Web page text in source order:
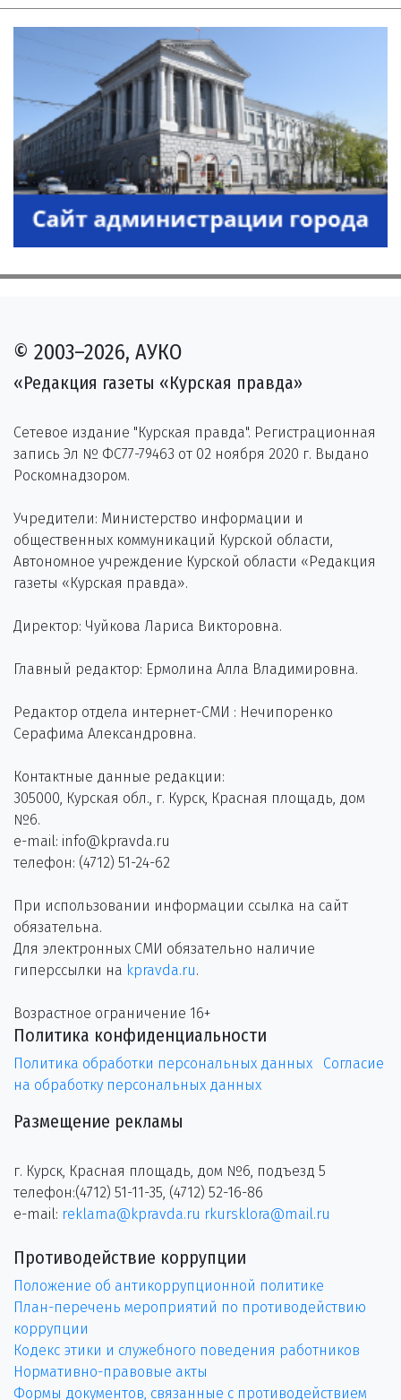
© 2003–2026, АУКО
«Редакция газеты «Курская правда»
Сетевое издание "Курская правда". Регистрационная
запись Эл № ФС77-79463 от 02 ноября 2020 г. Выдано
Роскомнадзором.
Учредители: Министерство информации и
общественных коммуникаций Курской области,
Автономное учреждение Курской области «Редакция
газеты «Курская правда».
Директор: Чуйкова Лариса Викторовна.
Главный редактор: Ермолина Алла Владимировна.
Редактор отдела интернет-СМИ : Нечипоренко
Серафима Александровна.
Контактные данные редакции:
305000, Курская обл., г. Курск, Красная площадь, дом
№6.
e-mail: info@kpravda.ru
телефон: (4712) 51-24-62
При использовании информации ссылка на сайт
обязательна.
Для электронных СМИ обязательно наличие
гиперссылки на kpravda.ru.
Возрастное ограничение 16+
Политика конфиденциальности
Политика обработки персональных данных
Согласие
на обработку персональных данных
Размещение рекламы
г. Курск, Красная площадь, дом №6, подъезд 5
телефон:(4712) 51-11-35, (4712) 52-16-86
e-mail: reklama@kpravda.ru rkursklora@mail.ru
Противодействие коррупции
Положение об антикоррупционной политике
План-перечень мероприятий по противодействию
коррупции
Кодекс этики и служебного поведения работников
Нормативно-правовые акты
Формы документов, связанные с противодействием